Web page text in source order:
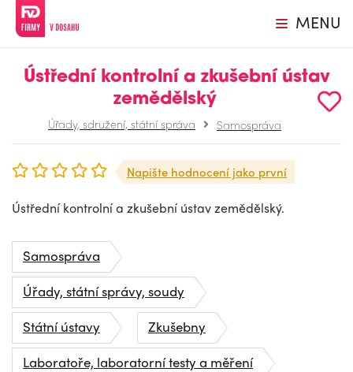
MENU
Ústřední kontrolní a zkušební ústav
zemědělský
Úřady, sdružení, státní správa Samospráva
Napište hodnocení jako první
Ústřední kontrolní a zkušební ústav zemědělský.
Samospráva
Úřady, státní správy, soudy
Státní ústavy
Zkušebny
Laboratoře, laboratorní testy a měření